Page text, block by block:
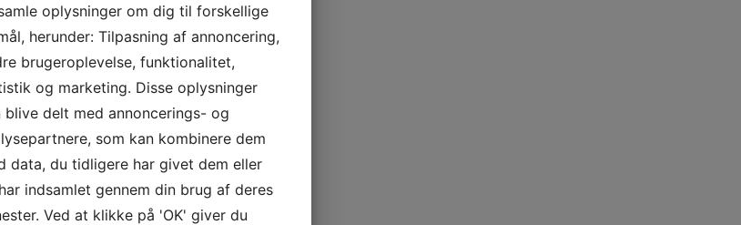
oplysninger om dig til forskellige
herunder: Tilpasning af annoncering,
brugeroplevelse, funktionalitet,
og marketing. Disse oplysninger
blive delt med annoncerings- og
som kan kombinere dem
data, du tidligere har givet dem eller
indsamlet gennem din brug af deres
Ved at klikke på 'OK' giver du